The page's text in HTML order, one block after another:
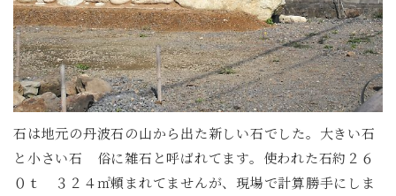
石は地元の丹波石の山から出た新しい石でした。大きい石
と小さい石 俗に雑石と呼ばれてます。使われた石約２６
０ｔ ３２４㎡頼まれてませんが、現場で計算勝手にしま